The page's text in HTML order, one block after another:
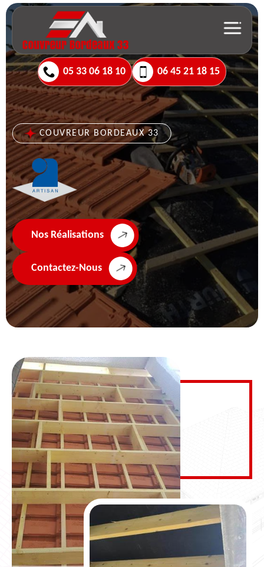
05 33 06 18 10 06 45 21 18 15
COUVREUR BORDEAUX 33
Nos Réalisations
Contactez-Nous